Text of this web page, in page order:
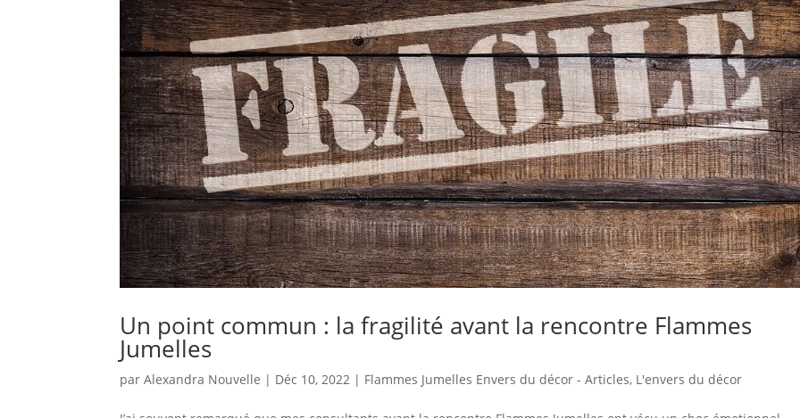
Un point commun : la fragilité avant la rencontre Flammes
Jumelles
parAlexandra Nouvelle | Déc 10, 2022 | Flammes Jumelles Envers du décor - Articles, L'envers du décor